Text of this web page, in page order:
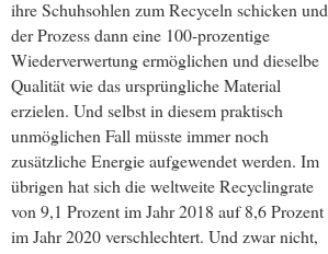
ihre Schuhsohlen zum Recyceln schicken und
der Prozess dann eine 100-prozentige
Wiederverwertung ermöglichen und dieselbe
Qualität wie das ursprüngliche Material
erzielen. Und selbst in diesem praktisch
unmöglichen Fall müsste immer noch
zusätzliche Energie aufgewendet werden. Im
übrigen hat sich die weltweite Recyclingrate
von 9,1 Prozent im Jahr 2018 auf 8,6 Prozent
im Jahr 2020 verschlechtert. Und zwar nicht,